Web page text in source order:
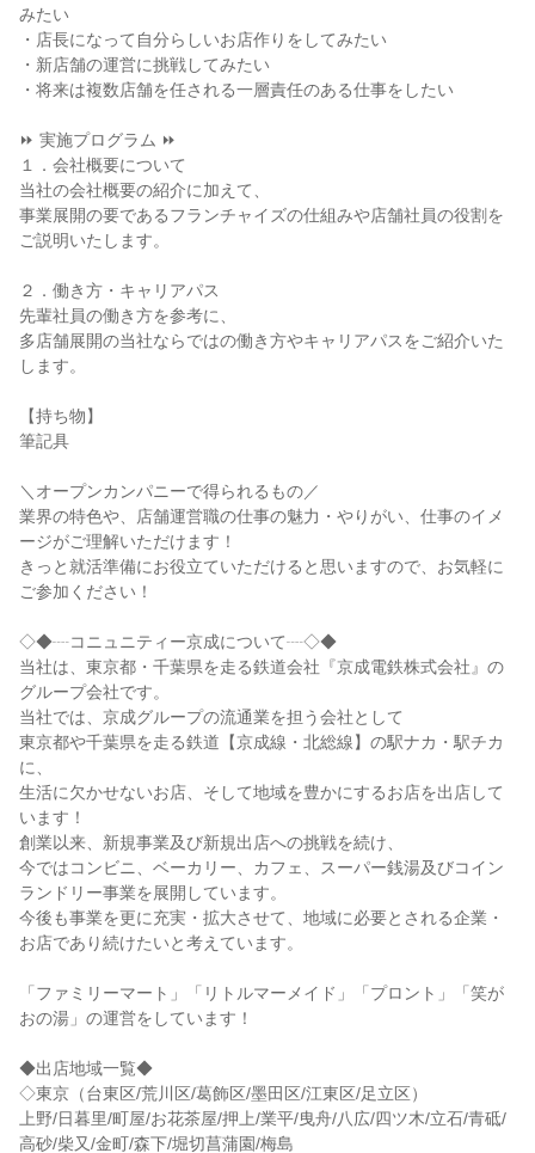
みたい
・店長になって自分らしいお店作りをしてみたい
・新店舗の運営に挑戦してみたい
・将来は複数店舗を任される一層責任のある仕事をしたい
⏩ 実施プログラム ⏩
１．会社概要について
当社の会社概要の紹介に加えて、
事業展開の要であるフランチャイズの仕組みや店舗社員の役割を
ご説明いたします。
２．働き方・キャリアパス
先輩社員の働き方を参考に、
多店舗展開の当社ならではの働き方やキャリアパスをご紹介いた
します。
【持ち物】
筆記具
＼オープンカンパニーで得られるもの／
業界の特色や、店舗運営職の仕事の魅力・やりがい、仕事のイメ
ージがご理解いただけます！
きっと就活準備にお役立ていただけると思いますので、お気軽に
ご参加ください！
◇◆┈コニュニティー京成について┈◇◆
当社は、東京都・千葉県を走る鉄道会社『京成電鉄株式会社』の
グループ会社です。
当社では、京成グループの流通業を担う会社として
東京都や千葉県を走る鉄道【京成線・北総線】の駅ナカ・駅チカ
に、
生活に欠かせないお店、そして地域を豊かにするお店を出店して
います！
創業以来、新規事業及び新規出店への挑戦を続け、
今ではコンビニ、ベーカリー、カフェ、スーパー銭湯及びコイン
ランドリー事業を展開しています。
今後も事業を更に充実・拡大させて、地域に必要とされる企業・
お店であり続けたいと考えています。
「ファミリーマート」「リトルマーメイド」「プロント」「笑が
おの湯」の運営をしています！
◆出店地域一覧◆
◇東京（台東区/荒川区/葛飾区/墨田区/江東区/足立区）
上野/日暮里/町屋/お花茶屋/押上/業平/曳舟/八広/四ツ木/立石/青砥/
高砂/柴又/金町/森下/堀切菖蒲園/梅島